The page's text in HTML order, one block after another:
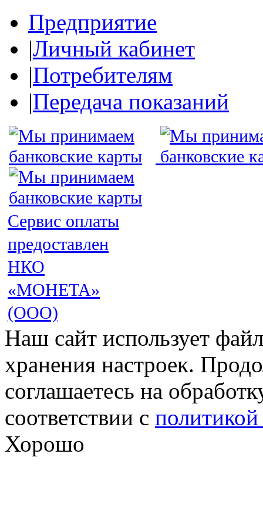
Предприятие
|Личный кабинет
|Потребителям
|Передача показаний
Сервис оплаты
предоставлен
НКО
«МОНЕТА»
(ООО)
Наш сайт использует
хранения настроек.
соглашаетесь на
соответствии с
Хорошо